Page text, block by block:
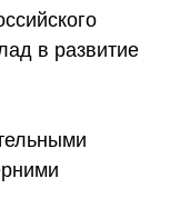
в развитие